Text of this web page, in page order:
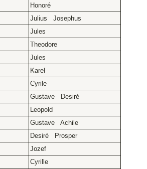
Honoré
Julius Josephus
Jules
Theodore
Jules
Karel
Cyrile
Gustave Desiré
Leopold
Gustave Achile
Desiré Prosper
Jozef
Cyrille